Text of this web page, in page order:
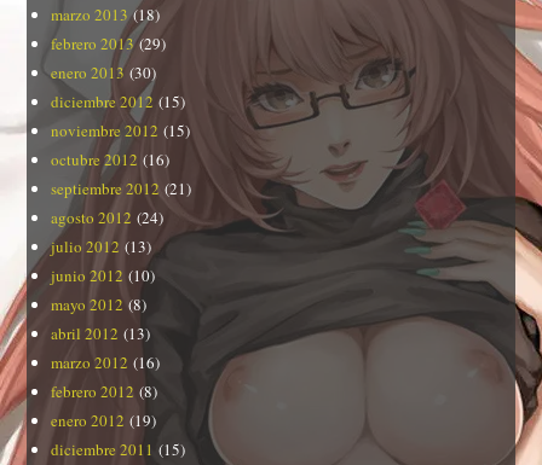
marzo 2013(18)
febrero 2013(29)
enero 2013 (30)
diciembre 2012 (15)
noviembre 2012 (15)
octubre 2012 (16)
septiembre 2012 (21)
agosto 2012 (24)
julio 2012 (13)
junio 2012 (10)
mayo 2012 (8)
abril 2012 (13)
marzo 2012 (16)
febrero 2012 (8)
enero 2012 (19)
diciembre 2011 (15)